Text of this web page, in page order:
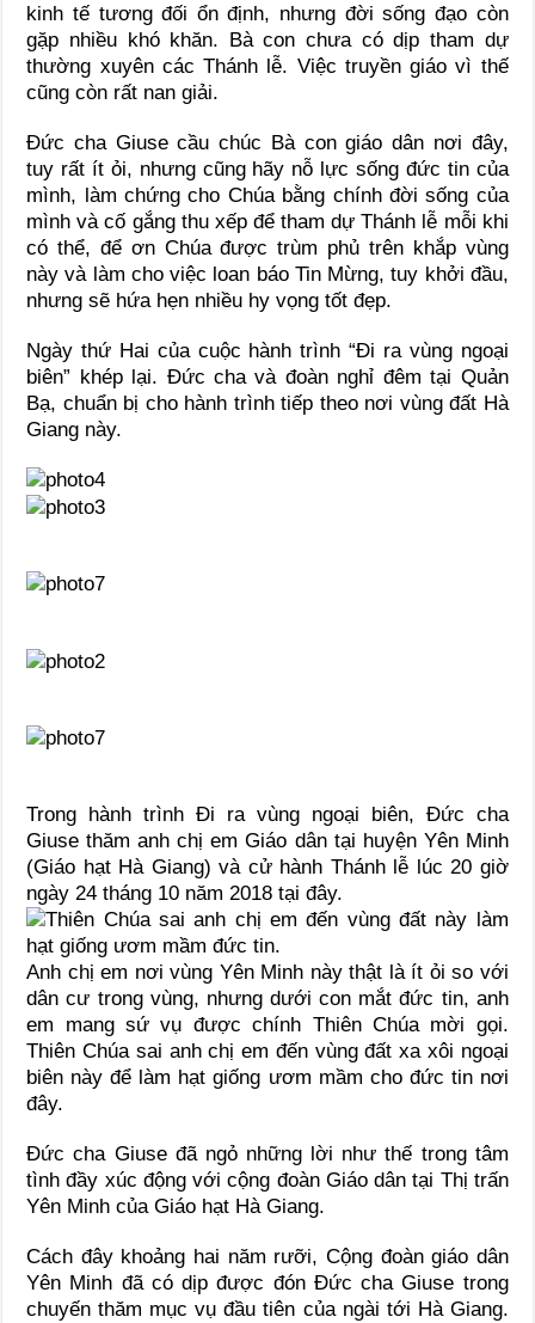
kinh tế tương đối ổn định, nhưng đời sống đạo còn
gặp nhiều khó khăn. Bà con chưa có dịp tham dự
thường xuyên các Thánh lễ. Việc truyền giáo vì thế
cũng còn rất nan giải.
Đức cha Giuse cầu chúc Bà con giáo dân nơi đây,
tuy rất ít ỏi, nhưng cũng hãy nỗ lực sống đức tin của
mình, làm chứng cho Chúa bằng chính đời sống của
mình và cố gắng thu xếp để tham dự Thánh lễ mỗi khi
có thể, để ơn Chúa được trùm phủ trên khắp vùng
này và làm cho việc loan báo Tin Mừng, tuy khởi đầu,
nhưng sẽ hứa hẹn nhiều hy vọng tốt đẹp.
Ngày thứ Hai của cuộc hành trình “Đi ra vùng ngoại
biên” khép lại. Đức cha và đoàn nghỉ đêm tại Quản
Bạ, chuẩn bị cho hành trình tiếp theo nơi vùng đất Hà
Giang này.
Trong hành trình Đi ra vùng ngoại biên, Đức cha
Giuse thăm anh chị em Giáo dân tại huyện Yên Minh
(Giáo hạt Hà Giang) và cử hành Thánh lễ lúc 20 giờ
ngày 24 tháng 10 năm 2018 tại đây.
Anh chị em nơi vùng Yên Minh này thật là ít ỏi so với
dân cư trong vùng, nhưng dưới con mắt đức tin, anh
em mang sứ vụ được chính Thiên Chúa mời gọi.
Thiên Chúa sai anh chị em đến vùng đất xa xôi ngoại
biên này để làm hạt giống ươm mầm cho đức tin nơi
đây.
Đức cha Giuse đã ngỏ những lời như thế trong tâm
tình đầy xúc động với cộng đoàn Giáo dân tại Thị trấn
Yên Minh của Giáo hạt Hà Giang.
Cách đây khoảng hai năm rưỡi, Cộng đoàn giáo dân
Yên Minh đã có dịp được đón Đức cha Giuse trong
chuyến thăm mục vụ đầu tiên của ngài tới Hà Giang.